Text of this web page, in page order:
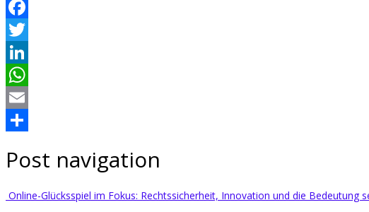
Facebook
Twitter
LinkedIn
WhatsApp
Email
Post navigation
Online-Glücksspiel im Fokus: Rechtssicherheit, Innovation und die Bedeutung